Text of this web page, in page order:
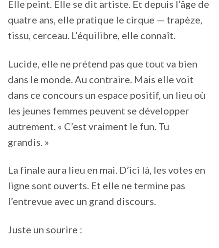
Elle peint. Elle se dit artiste. Et depuis l’âge de
quatre ans, elle pratique le cirque — trapèze,
tissu, cerceau. L’équilibre, elle connaît.
Lucide, elle ne prétend pas que tout va bien
dans le monde. Au contraire. Mais elle voit
dans ce concours un espace positif, un lieu où
les jeunes femmes peuvent se développer
autrement. « C’est vraiment le fun. Tu
grandis. »
La finale aura lieu en mai. D’ici là, les votes en
ligne sont ouverts. Et elle ne termine pas
l’entrevue avec un grand discours.
Juste un sourire :